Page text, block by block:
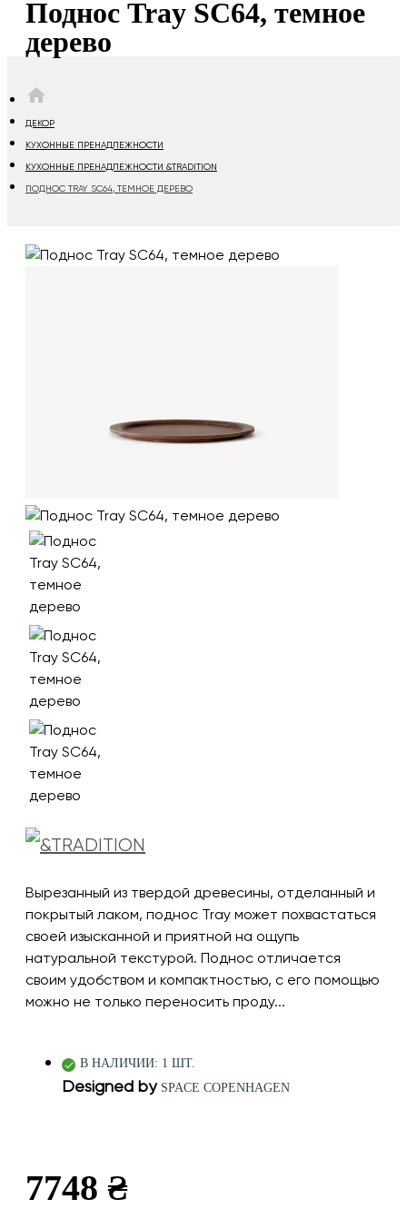
Поднос Tray SC64, темное
дерево
ДЕКОР
КУХОННЫЕ ПРЕНАДЛЕЖНОСТИ
КУХОННЫЕ ПРЕНАДЛЕЖНОСТИ &TRADITION
ПОДНОС TRAY SC64, ТЕМНОЕ ДЕРЕВО
Вырезанный из твердой древесины, отделанный и
покрытый лаком, поднос Tray может похвастаться
своей изысканной и приятной на ощупь
натуральной текстурой. Поднос отличается
своим удобством и компактностью, с его помощью
можно не только переносить проду...
В НАЛИЧИИ: 1 ШТ.
Designed by SPACE COPENHAGEN
7748 ₴